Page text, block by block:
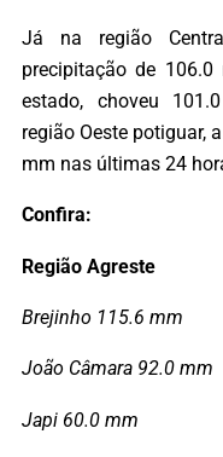
Já na região
precipitação de
estado, choveu
região Oeste potiguar,
mm nas últimas 24
Confira:
Região Agreste
Brejinho 115.6 mm
João Câmara 92.0 mm
Japi 60.0 mm